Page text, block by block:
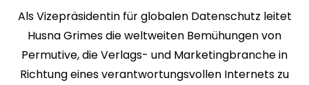
Als Vizepräsidentin für globalen Datenschutz leitet
Husna Grimes die weltweiten Bemühungen von
Permutive, die Verlags- und Marketingbranche in
Richtung eines verantwortungsvollen Internets zu